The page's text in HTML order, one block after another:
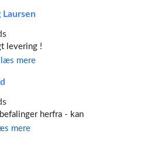
levering !
læs mere
herfra - kan
mere